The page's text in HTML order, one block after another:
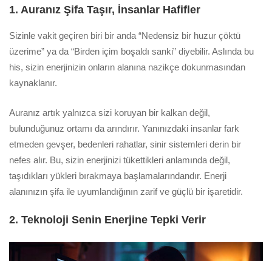
1. Auranız Şifa Taşır, İnsanlar Hafifler
Sizinle vakit geçiren biri bir anda “Nedensiz bir huzur çöktü
üzerime” ya da “Birden içim boşaldı sanki” diyebilir. Aslında bu
his, sizin enerjinizin onların alanına nazikçe dokunmasından
kaynaklanır.
Auranız artık yalnızca sizi koruyan bir kalkan değil,
bulunduğunuz ortamı da arındırır. Yanınızdaki insanlar fark
etmeden gevşer, bedenleri rahatlar, sinir sistemleri derin bir
nefes alır. Bu, sizin enerjinizi tükettikleri anlamında değil,
taşıdıkları yükleri bırakmaya başlamalarındandır. Enerji
alanınızın şifa ile uyumlandığının zarif ve güçlü bir işaretidir.
2. Teknoloji Senin Enerjine Tepki Verir